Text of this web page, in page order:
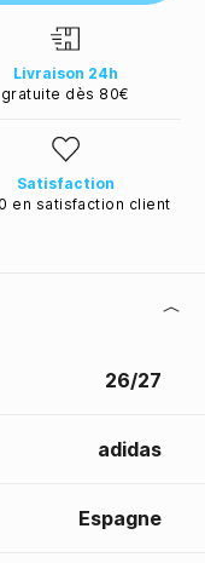
Livraison 24h
gratuite dès 80€
Satisfaction
en satisfaction client
26/27
adidas
Espagne